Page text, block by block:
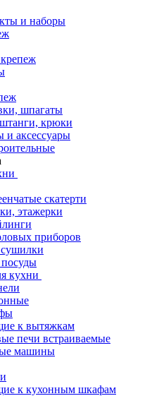
и наборы
шпагаты
крюки
и аксессуары
скатерти
этажерки
приборов
кухни
к вытяжкам
печи встраиваемые
машины
к кухонным шкафам